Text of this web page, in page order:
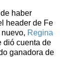
haber
header de Fe
Regina
dió cuenta de
ganadora de